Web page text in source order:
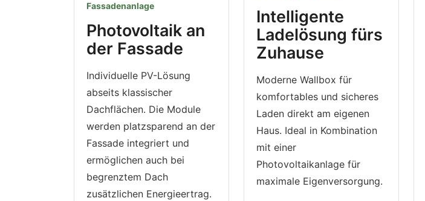
Fassadenanlage
Photovoltaik an
der Fassade
Individuelle PV-Lösung
abseits klassischer
Dachflächen. Die Module
werden platzsparend an der
Fassade integriert und
ermöglichen auch bei
begrenztem Dach
zusätzlichen Energieertrag.
Intelligente
Ladelösung fürs
Zuhause
Moderne Wallbox für
komfortables und sicheres
Laden direkt am eigenen
Haus. Ideal in Kombination
mit einer
Photovoltaikanlage für
maximale Eigenversorgung.